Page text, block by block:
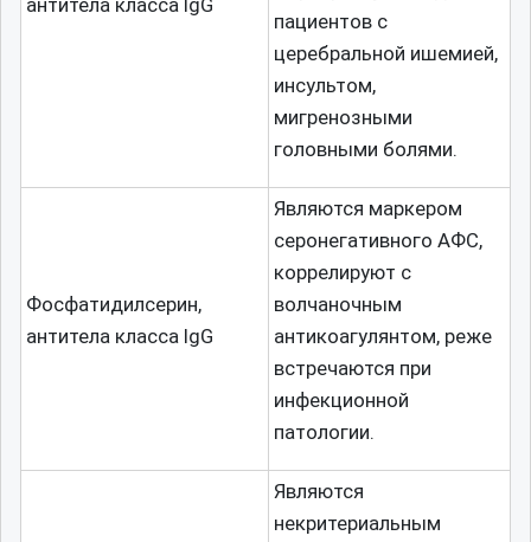
антитела класса IgG
пациентов с
церебральной ишемией,
инсультом,
мигренозными
головными болями.
Фосфатидилсерин,
антитела класса IgG
Являются маркером
серонегативного АФС,
коррелируют с
волчаночным
антикоагулянтом, реже
встречаются при
инфекционной
патологии.
Являются
некритериальным